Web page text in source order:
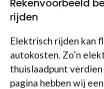
Rekenvoorbeeld
rijden
Elektrisch rijden kan
autokosten. Zo’n
thuislaadpunt
pagina hebben wij